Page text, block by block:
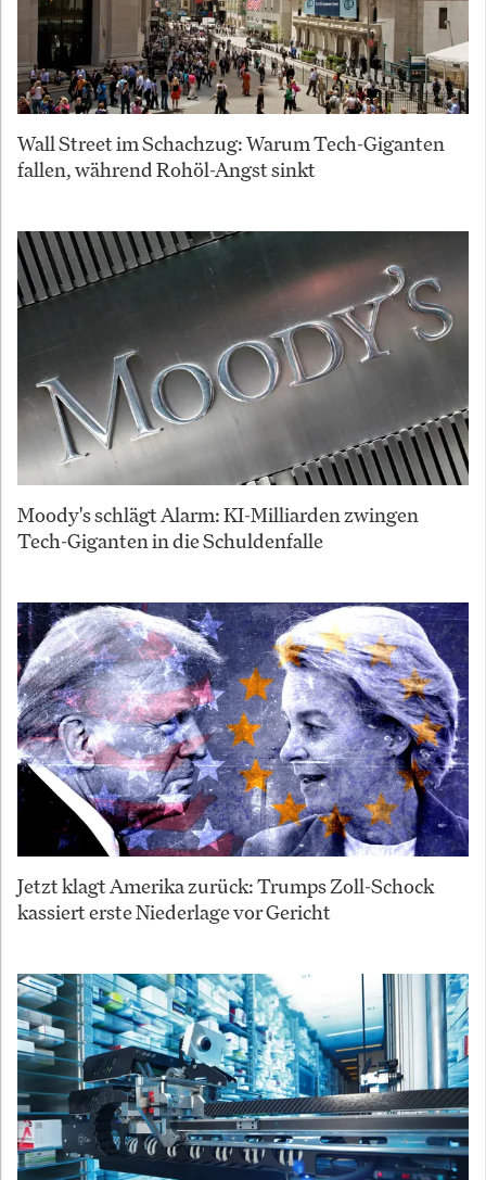
Wall Street im Schachzug: Warum Tech-Giganten
fallen, während Rohöl-Angst sinkt
Moody's schlägt Alarm: KI-Milliarden zwingen
Tech-Giganten in die Schuldenfalle
Jetzt klagt Amerika zurück: Trumps Zoll-Schock
kassiert erste Niederlage vor Gericht